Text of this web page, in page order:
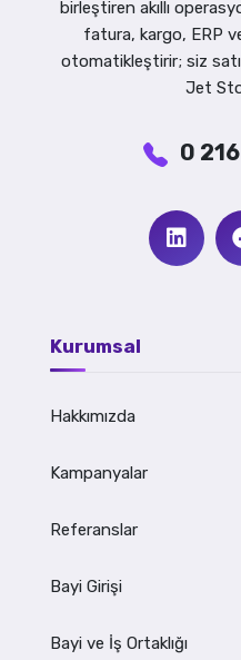
birleştiren akıllı
fatura, kargo, ERP
otomatikleştirir; siz
Jet
0
Kurumsal
Hakkımızda
Kampanyalar
Referanslar
Bayi Girişi
Bayi ve İş Ortaklığı